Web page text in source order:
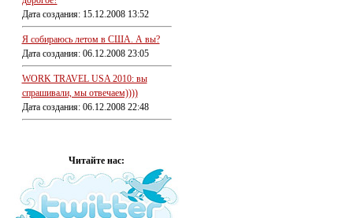
Дата создания: 15.12.2008 13:52
Я собираюсь летом в США. А вы?
Дата создания: 06.12.2008 23:05
WORK TRAVEL USA 2010: вы
спрашивали, мы отвечаем))))
Дата создания: 06.12.2008 22:48
Читайте нас: